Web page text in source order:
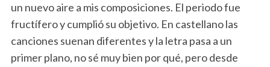
un nuevo aire a mis composiciones. El periodo fue
fructífero y cumplió su objetivo. En castellano las
canciones suenan diferentes y la letra pasa a un
primer plano, no sé muy bien por qué, pero desde